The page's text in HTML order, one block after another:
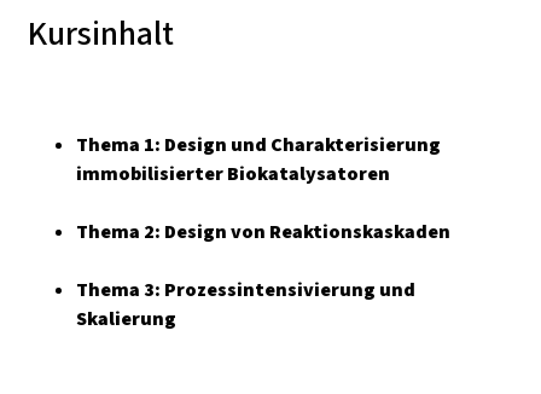
Kursinhalt
Thema 1: Design und Charakterisierung
immobilisierter Biokatalysatoren
Thema 2: Design von Reaktionskaskaden
Thema 3: Prozessintensivierung und
Skalierung